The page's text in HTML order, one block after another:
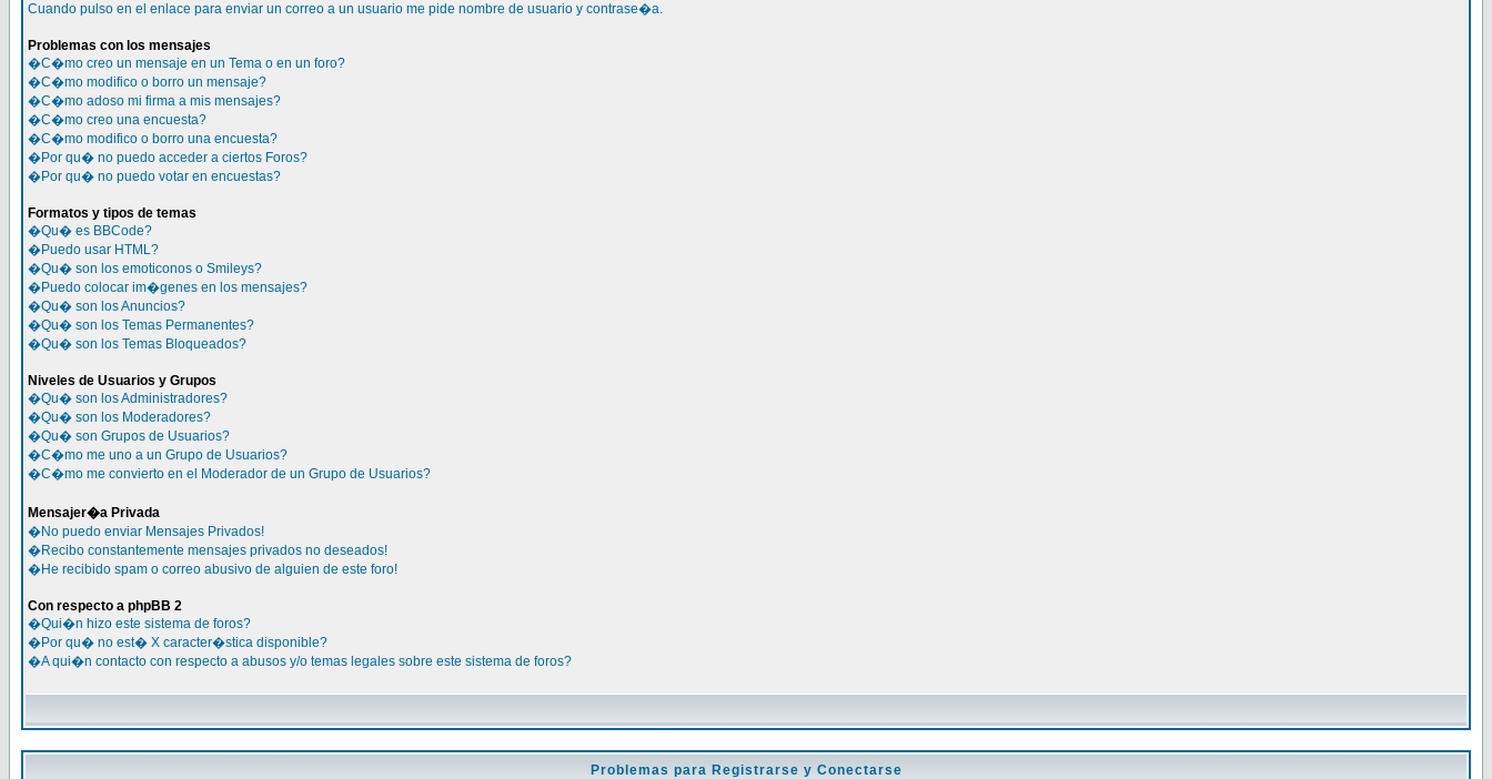
Cuando pulso en el enlace para enviar un correo a un usuario me pide nombre de usuario y contrase�a.
Problemas con los mensajes
�C�mo creo un mensaje en un Tema o en un foro?
�C�mo modifico o borro un mensaje?
�C�mo adoso mi firma a mis mensajes?
�C�mo creo una encuesta?
�C�mo modifico o borro una encuesta?
�Por qu� no puedo acceder a ciertos Foros?
�Por qu� no puedo votar en encuestas?
Formatos y tipos de temas
�Qu� es BBCode?
�Puedo usar HTML?
�Qu� son los emoticonos o Smileys?
�Puedo colocar im�genes en los mensajes?
�Qu� son los Anuncios?
�Qu� son los Temas Permanentes?
�Qu� son los Temas Bloqueados?
Niveles de Usuarios y Grupos
�Qu� son los Administradores?
�Qu� son los Moderadores?
�Qu� son Grupos de Usuarios?
�C�mo me uno a un Grupo de Usuarios?
�C�mo me convierto en el Moderador de un Grupo de Usuarios?
Mensajer�a Privada
�No puedo enviar Mensajes Privados!
�Recibo constantemente mensajes privados no deseados!
�He recibido spam o correo abusivo de alguien de este foro!
Con respecto a phpBB 2
�Qui�n hizo este sistema de foros?
�Por qu� no est� X caracter�stica disponible?
�A qui�n contacto con respecto a abusos y/o temas legales sobre este sistema de foros?
Problemas para Registrarse y Conectarse